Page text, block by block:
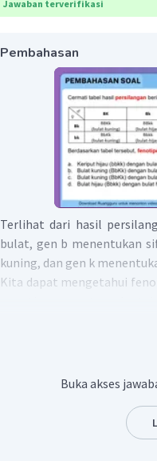
Jawaban terverifikasi
Pembahasan
Terlihat dari hasil
bulat, gen b menentukan
kuning, dan gen k
Kita dapat mengetahui
menghasilkan empat
heterozigot. Sehingga
dan fenotipe bulat kuning.
yang dapat menghasilkan
induk betina memiliki
Buka akses